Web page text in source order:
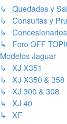
↳ Quedadas y
↳ Consultas y
↳
↳ Foro OFF
Modelos Jaguar
↳ XJ X351
↳ XJ X350 & 358
↳ XJ 300 & 308
↳ XJ 40
↳ XF